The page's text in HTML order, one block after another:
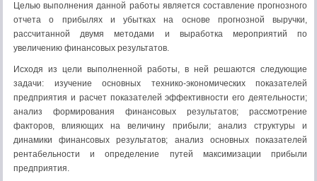
Целью выполнения данной работы является составление прогнозного
отчета о прибылях и убытках на основе прогнозной выручки,
рассчитанной двумя методами и выработка мероприятий по
увеличению финансовых результатов.
Исходя из цели выполненной работы, в ней решаются следующие
задачи: изучение основных технико-экономических показателей
предприятия и расчет показателей эффективности его деятельности;
анализ формирования финансовых результатов; рассмотрение
факторов, влияющих на величину прибыли; анализ структуры и
динамики финансовых результатов; анализ основных показателей
рентабельности и определение путей максимизации прибыли
предприятия.